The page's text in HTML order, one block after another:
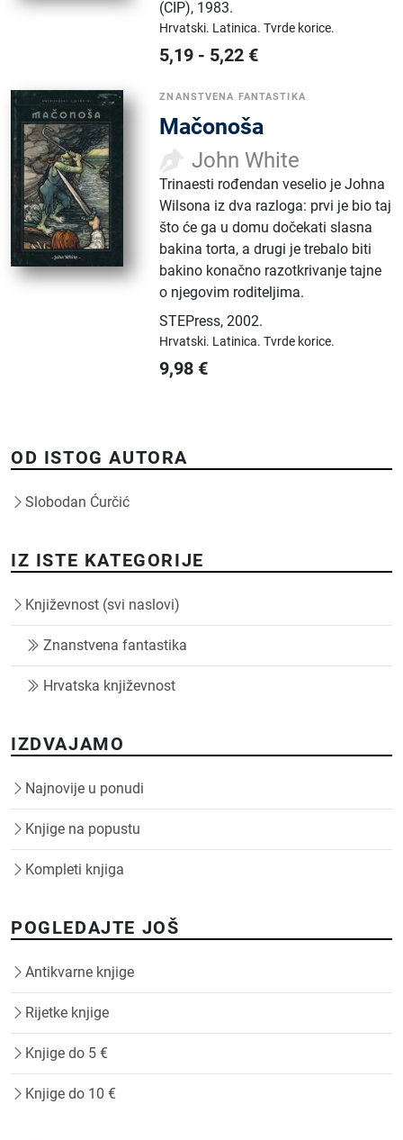
(CIP), 1983.
Hrvatski. Latinica.Tvrde korice.
5,19 - 5,22 €
ZNANSTVENA FANTASTIKA
Mačonoša
John White
Trinaesti rođendan veselio je Johna
Wilsona iz dva razloga: prvi je bio taj
što će ga u domu dočekati slasna
bakina torta, a drugi je trebalo biti
bakino konačno razotkrivanje tajne
o njegovim roditeljima.
STEPress,2002.
Hrvatski. Latinica.Tvrde korice.
9,98 €
OD ISTOG AUTORA
Slobodan Ćurčić
IZ ISTE KATEGORIJE
Književnost (svi naslovi)
Znanstvena fantastika
Hrvatska književnost
IZDVAJAMO
Najnovije u ponudi
Knjige na popustu
Kompleti knjiga
POGLEDAJTE JOŠ
Antikvarne knjige
Rijetke knjige
Knjige do 5 €
Knjige do 10 €